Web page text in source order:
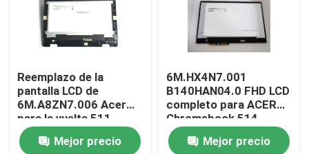
Reemplazo de la
pantalla LCD de
6M.A8ZN7.006 Acer
para la vuelta 511
R753T de Chromebook
11,6 pulgadas
Mejor precio
6M.HX4N7.001
B140HAN04.0 FHD LCD
completo para ACER
Chromebook 514
CP514-1H-R4HQ-US
Mejor precio